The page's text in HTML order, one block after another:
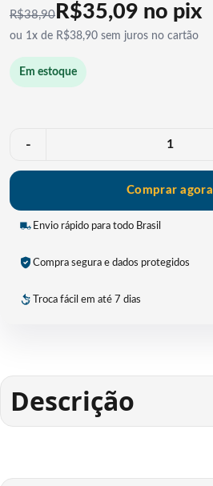
R$38,90 R$35,09 no pix
ou 1x de R$38,90 sem juros no cartão
Em estoque
-
Comprar agora
Envio rápido para todo Brasil
Compra segura e dados protegidos
Troca fácil em até 7 dias
Descrição